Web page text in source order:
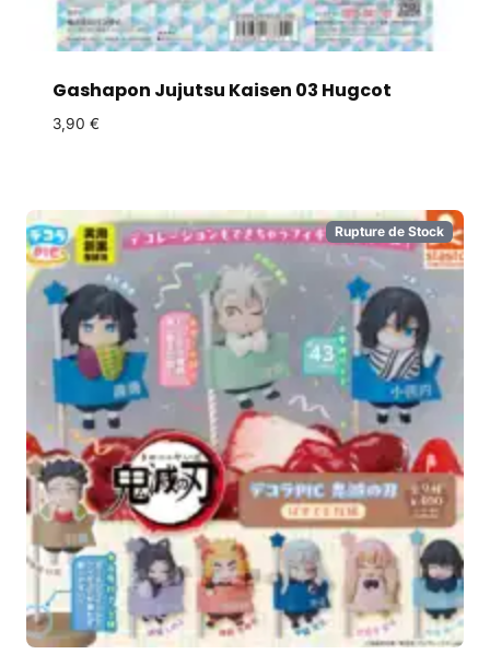
Gashapon Jujutsu Kaisen 03 Hugcot
3,90 €
Rupture de Stock